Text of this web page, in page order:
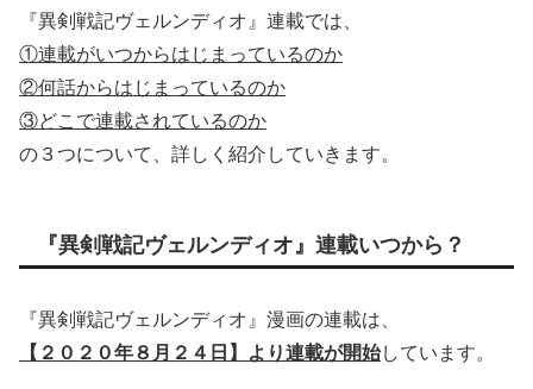
『異剣戦記ヴェルンディオ』連載では、
①連載がいつからはじまっているのか
②何話からはじまっているのか
③どこで連載されているのか
の３つについて、詳しく紹介していきます。
『異剣戦記ヴェルンディオ』連載いつから？
『異剣戦記ヴェルンディオ』漫画の連載は、
【２０２０年８月２４日】より連載が開始しています。